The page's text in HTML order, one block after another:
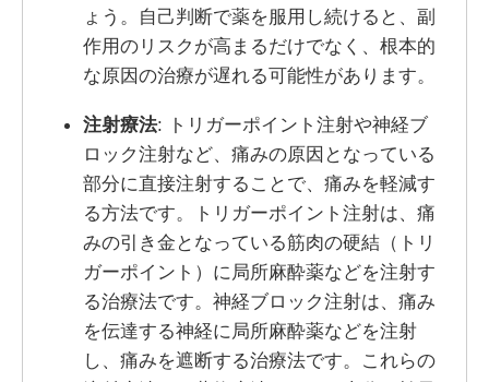
ょう。自己判断で薬を服用し続けると、副
作用のリスクが高まるだけでなく、根本的
な原因の治療が遅れる可能性があります。
注射療法: トリガーポイント注射や神経ブ
ロック注射など、痛みの原因となっている
部分に直接注射することで、痛みを軽減す
る方法です。トリガーポイント注射は、痛
みの引き金となっている筋肉の硬結（トリ
ガーポイント）に局所麻酔薬などを注射す
る治療法です。神経ブロック注射は、痛み
を伝達する神経に局所麻酔薬などを注射
し、痛みを遮断する治療法です。これらの